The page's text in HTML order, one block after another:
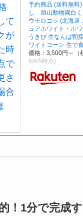
予約商品 (送料無料
し 旭山動物園白
ウモロコシ (北海道
ュアホワイト・ホ
うきび 生なんば朝
ワイトコーン 生で
価格：3,500円～（
6/4/5時点)
！1分で完成